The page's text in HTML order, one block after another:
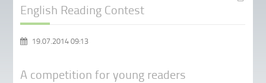
English Reading Contest
19.07.2014 09:13
A competition for young readers